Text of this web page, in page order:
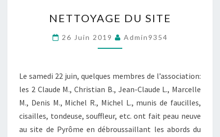
DU
SITE
NETTOYAGE DU SITE
26 Juin 2019 Admin9354
Le samedi 22 juin, quelques membres de l’association:
les 2 Claude M., Christian B., Jean-Claude L., Marcelle
M., Denis M., Michel R., Michel L., munis de faucilles,
cisailles, tondeuse, souffleur, etc. ont fait peau neuve
au site de Pyrôme en débroussaillant les abords du